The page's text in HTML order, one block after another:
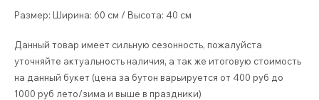
Размер: Ширина: 60 см / Высота: 40 см
Данный товар имеет сильную сезонность, пожалуйста
уточняйте актуальность наличия, а так же итоговую стоимость
на данный букет (цена за бутон варьируется от 400 руб до
1000 руб лето/зима и выше в праздники)